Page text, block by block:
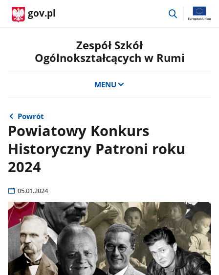
gov.pl
przejdź
Zespół Szkół
Ogólnokształcących w Rumi
MENU
Powrót
Powiatowy Konkurs
Historyczny Patroni roku
2024
05.01.2024